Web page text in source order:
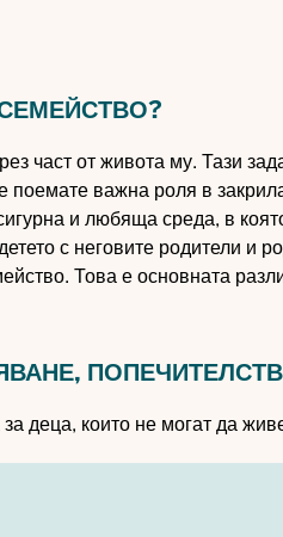
част от живота му. Тази
важна роля в
и любяща среда, в
с неговите родители и
Това е основната
деца, които не могат да